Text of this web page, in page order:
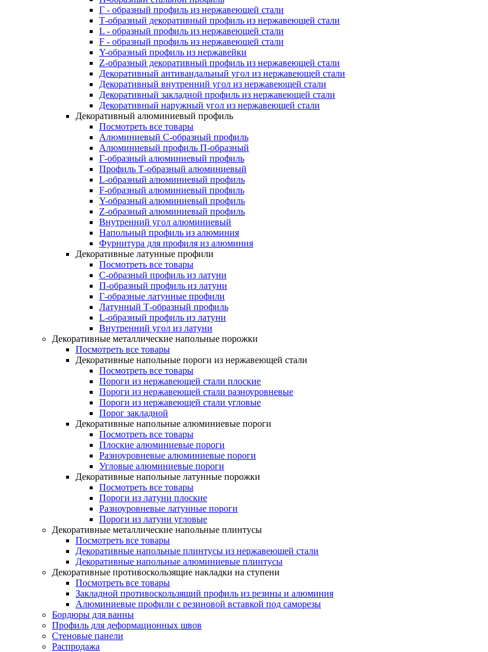
Г - образный профиль из нержавеющей стали
Т-образный декоративный профиль из нержавеющей стали
L - образный профиль из нержавеющей стали
F - образный профиль из нержавеющей стали
Y-образный профиль из нержавейки
Z-образный декоративный профиль из нержавеющей стали
Декоративный антивандальный угол из нержавеющей стали
Декоративный внутренний угол из нержавеющей стали
Декоративный закладной профиль из нержавеющей стали
Декоративный наружный угол из нержавеющей стали
Декоративный алюминиевый профиль
Посмотреть все товары
Алюминиевый С-образный профиль
Алюминиевый профиль П-образный
Г-образный алюминиевый профиль
Профиль Т-образный алюминиевый
L-образный алюминиевый профиль
F-образный алюминиевый профиль
Y-образный алюминиевый профиль
Z-образный алюминиевый профиль
Внутренний угол алюминиевый
Напольный профиль из алюминия
Фурнитура для профиля из алюминия
Декоративные латунные профили
Посмотреть все товары
C-образный профиль из латуни
П-образный профиль из латуни
Г-образные латунные профили
Латунный Т-образный профиль
L-образный профиль из латуни
Внутренний угол из латуни
Декоративные металлические напольные порожки
Посмотреть все товары
Декоративные напольные пороги из нержавеющей стали
Посмотреть все товары
Пороги из нержавеющей стали плоские
Пороги из нержавеющей стали разноуровневые
Пороги из нержавеющей стали угловые
Порог закладной
Декоративные напольные алюминиевые пороги
Посмотреть все товары
Плоские алюминиевые пороги
Разноуровневые алюминиевые пороги
Угловые алюминиевые пороги
Декоративные напольные латунные порожки
Посмотреть все товары
Пороги из латуни плоские
Разноуровневые латунные пороги
Пороги из латуни угловые
Декоративные металлические напольные плинтусы
Посмотреть все товары
Декоративные напольные плинтусы из нержавеющей стали
Декоративные напольные алюминиевые плинтусы
Декоративные противоскользящие накладки на ступени
Посмотреть все товары
Закладной противоскользящий профиль из резины и алюминия
Алюминиевые профили с резиновой вставкой под саморезы
Бордюры для ванны
Профиль для деформационных швов
Стеновые панели
Распродажа